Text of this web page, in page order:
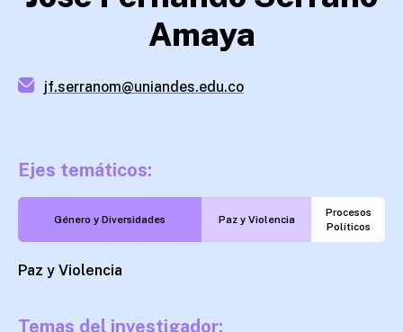
Amaya
jf.serranom@uniandes.edu.co
Ejes temáticos:
Género y Diversidades Paz y Violencia
Procesos
Políticos
Paz y Violencia
Temas del investigador: